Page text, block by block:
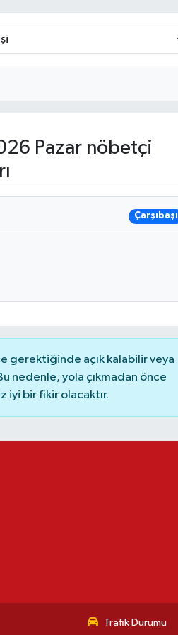
Pazar nöbetçi
Çarşıbaşı
gerektiğinde açık kalabilir veya
nedenle, yola çıkmadan önce
iyi bir fikir olacaktır.
Trafik Durumu